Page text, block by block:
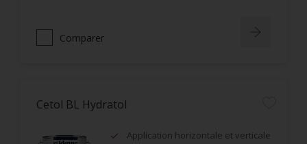
Comparer
Cetol BL Hydratol
Application horizontale et verticale